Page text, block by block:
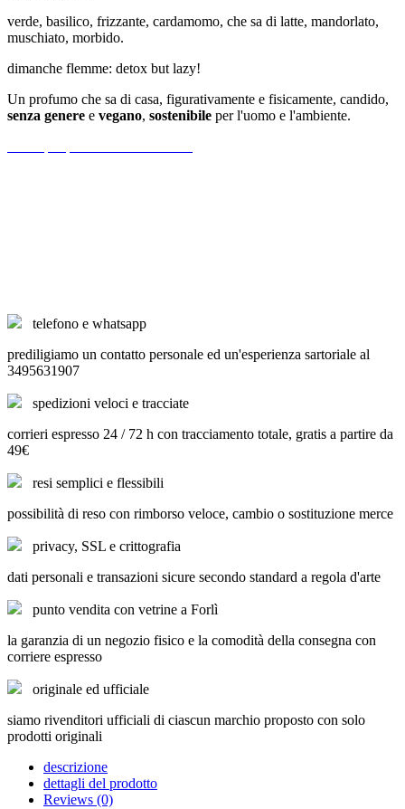
verde, basilico, frizzante, cardamomo, che sa di latte, mandorlato,
muschiato, morbido.
dimanche flemme: detox but lazy!
Un profumo che sa di casa, figurativamente e fisicamente, candido,
senza genere e vegano, sostenibile per l'uomo e l'ambiente.
telefono e whatsapp
prediligiamo un contatto personale ed un'esperienza sartoriale al
3495631907
spedizioni veloci e tracciate
corrieri espresso 24 / 72 h con tracciamento totale, gratis a partire da
49€
resi semplici e flessibili
possibilità di reso con rimborso veloce, cambio o sostituzione merce
privacy, SSL e crittografia
dati personali e transazioni sicure secondo standard a regola d'arte
punto vendita con vetrine a Forlì
la garanzia di un negozio fisico e la comodità della consegna con
corriere espresso
originale ed ufficiale
siamo rivenditori ufficiali di ciascun marchio proposto con solo
prodotti originali
descrizione
dettagli del prodotto
Reviews (0)